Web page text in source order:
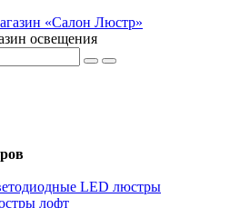
освещения
LED люстры
лофт